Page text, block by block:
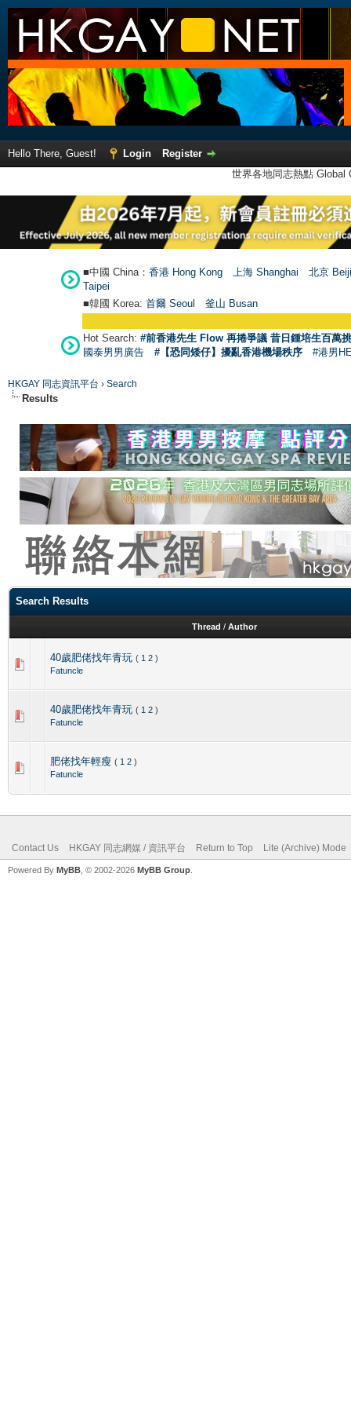
Hello There, Guest! Login
Register
世界各地同志熱點
■中國 China： 香港 Hong Kong 上海 Shanghai
北京
Taipei
■韓國 Korea: 首爾 Seoul 釜山 Busan
Hot Search: #前香港先生 Flow 再捲爭議 昔日鍾培生百萬
國泰男男廣告
#【恐同矮仔】擾亂香港機場秩序 #港男
HKGAY 同志資訊平台 › Search
Results
Search Results
Thread / Author
40歲肥佬找年青玩 ( 1 2 )
Fatuncle
40歲肥佬找年青玩 ( 1 2 )
Fatuncle
肥佬找年輕瘦 ( 1 2 )
Fatuncle
Contact Us HKGAY 同志網媒 / 資訊平台 Return to Top Lite (Archive) Mode
Powered By MyBB , © 2002-2026 MyBB Group